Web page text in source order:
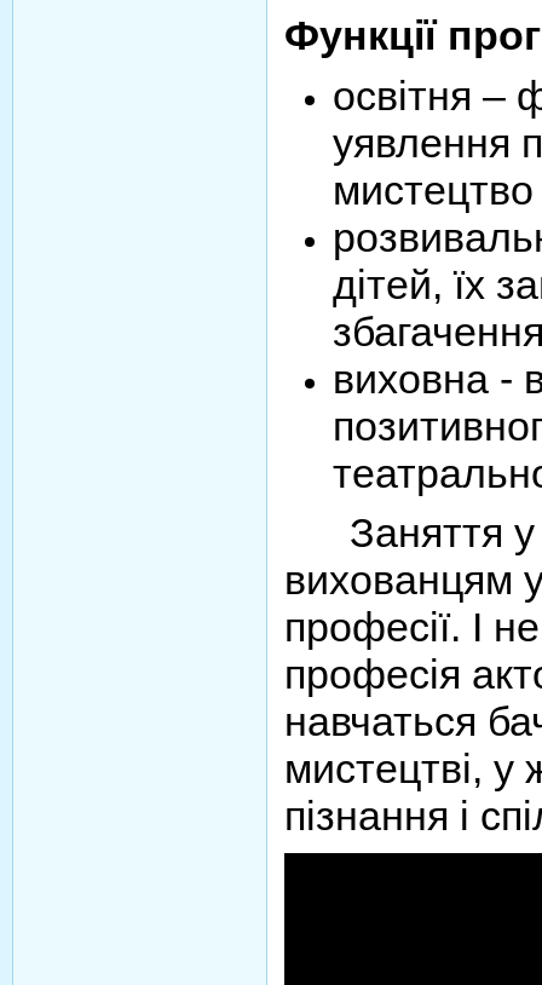
Функції
освітня –
уявлення
мистецтво
дітей, їх
виховна -
Заняття у
вихованцям
професії. І
професія
навчаться
мистецтві, у
пізнання і